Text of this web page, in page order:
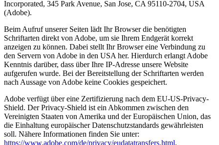
Incorporated, 345 Park Avenue, San Jose, CA 95110-2704, USA
(Adobe).
Beim Aufruf unserer Seiten lädt Ihr Browser die benötigten
Schriftarten direkt von Adobe, um sie Ihrem Endgerät korrekt
anzeigen zu können. Dabei stellt Ihr Browser eine Verbindung zu
den Servern von Adobe in den USA her. Hierdurch erlangt Adobe
Kenntnis darüber, dass über Ihre IP-Adresse unsere Website
aufgerufen wurde. Bei der Bereitstellung der Schriftarten werden
nach Aussage von Adobe keine Cookies gespeichert.
Adobe verfügt über eine Zertifizierung nach dem EU-US-Privacy-
Shield. Der Privacy-Shield ist ein Abkommen zwischen den
Vereinigten Staaten von Amerika und der Europäischen Union, das
die Einhaltung europäischer Datenschutzstandards gewährleisten
soll. Nähere Informationen finden Sie unter:
https://www.adobe.com/de/privacy/eudatatransfers.html.